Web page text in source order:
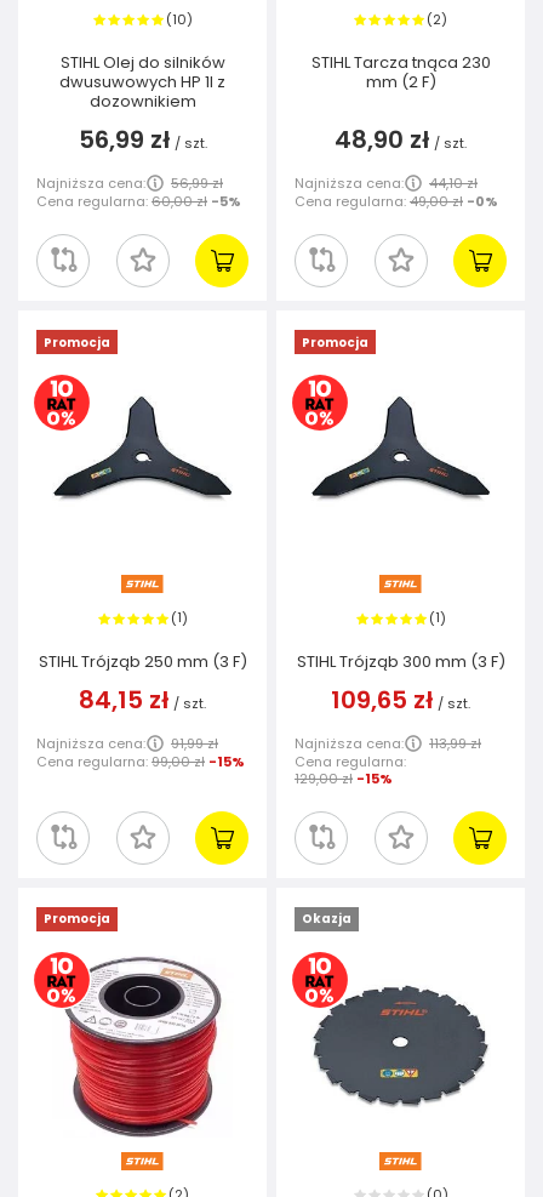
(10)
STIHL Olej do silników
dwusuwowych HP 1l z
dozownikiem
56,99 zł / szt.
Najniższa cena:
56,99 zł
Cena regularna:60,00 zł -5%
(2)
STIHL Tarcza tnąca 230
mm (2 F)
48,90 zł / szt.
Najniższa cena:
44,10 zł
Cena regularna:49,00 zł -0%
Promocja
(1)
STIHL Trójząb 250 mm (3 F)
84,15 zł / szt.
Najniższa cena:
91,99 zł
Cena regularna:99,00 zł -15%
Promocja
(1)
STIHL Trójząb 300 mm (3 F)
109,65 zł / szt.
Najniższa cena:
113,99 zł
Cena regularna:
129,00 zł -15%
Promocja Okazja